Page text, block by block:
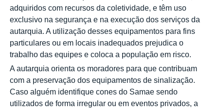
adquiridos com recursos da coletividade, e têm uso
exclusivo na segurança e na execução dos serviços da
autarquia. A utilização desses equipamentos para fins
particulares ou em locais inadequados prejudica o
trabalho das equipes e coloca a população em risco.
A autarquia orienta os moradores para que contribuam
com a preservação dos equipamentos de sinalização.
Caso alguém identifique cones do Samae sendo
utilizados de forma irregular ou em eventos privados, a